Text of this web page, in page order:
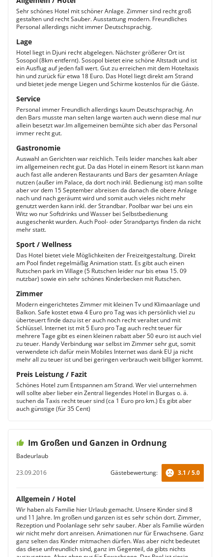
Sehr schönes Hotel mit schöner Anlage. Zimmer sind recht groß
gestalten und recht Sauber. Ausstattung modern. Freundliches
Personal allerdings nicht immer Deutschsprachig.
Lage
Hotel liegt in Djuni recht abgelegen. Nächster größerer Ort ist
Sosopol (8km entfernt). Sosopol bietet eine schöne Altstadt und ist
ein Ausflug auf jeden fall wert. Gut zu erreichen mit dem Hoteltaxis
hin und zurück für etwa 18 Euro. Das Hotel liegt direkt am Strand
und bietet jede menge Liegen und Schirme kostenlos für die Gäste.
Service
Personal immer Freundlich allerdings kaum Deutschsprachig. An
den Bars musste man selten lange warten auch wenn diese mal nur
allein besetzt war.Im allgemeinen bemühte sich aber das Personal
immer recht gut.
Gastronomie
Auswahl an Gerichten war reichlich. Teils leider manches kalt aber
im allgemeinen recht gut. Da das Hotel in einem Resort ist kann man
auch fast alle anderen Restaurants und Bars der gesamten Anlage
nutzen (außer im Palace, da dort noch inkl. Bedienung ist) man sollte
aber vor dem 15 September abreisen da danach die obere Anlage
nach und nach geräumt wird und somit auch vieles nicht mehr
genutzt werden kann inkl. der Strandbar. Poolbar war bei uns ein
Witz wo nur Softdrinks und Wasser bei Selbstbedienung
ausgeschenkt wurden. Auch Pool- oder Strandpartys finden da nicht
mehr statt.
Sport / Wellness
Das Hotel bietet viele Möglichkeiten der Freizeitgestaltung. Direkt
am Pool findet regelmäßig Animation statt. Es gibt auch einen
Rutschen park im Village (5 Rutschen leider nur bis etwa 15. 09
nutzbar) sowie ein sehr schönes Kinderbecken mit Rutschen.
Zimmer
Modern eingerichtetes Zimmer mit kleinen Tv und Klimaanlage und
Balkon. Safe kostet etwa 4 Euro pro Tag was ich persönlich viel zu
überteuert finde dazu ist er auch noch recht veraltet und mit
Schlüssel. Internet ist mit 5 Euro pro Tag auch recht teuer für
mehrere Tage gibt es einen kleinen rabatt aber 50 euro ist auch viel
zu teuer. Handy Verbindung war selbst im Zimmer sehr gut, somit
verwendete ich dafür mein Mobiles Internet was dank EU ja nicht
mehr all zu teuer ist und bei geringen verbrauch weit billiger kommt.
Preis Leistung / Fazit
Schönes Hotel zum Entspannen am Strand. Wer viel unternehmen
will sollte aber lieber ein Zentral liegendes Hotel in Burgas o. ä.
suchen da Taxis recht teuer sind (ca 1 Euro pro km.) Es gibt aber
auch günstige (für 35 Cent)
Im Großen und Ganzen in Ordnung
Badeurlaub
23.09.2016
Gästebewertung: 3.1 / 5.0
Allgemein / Hotel
Wir haben als Familie hier Urlaub gemacht. Unsere Kinder sind 8
und 11 Jahre. Im großen und ganzen ist es sehr schön dort. Zimmer,
Rezeption und Poolanlage sehr sehr sauber. Aber als Familie würden
wir nicht mehr dort anreisen. Animationen nur für Erwachsene. Ganz
ganz selten das Kinder mitmachen dürfen. Was aber nicht bedeutet
das diese unfreundlich sind, ganz im Gegenteil, da gibts nichts